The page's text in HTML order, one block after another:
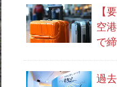
【
空
で
過